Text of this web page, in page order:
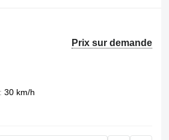
Prix sur demande
30 km/h